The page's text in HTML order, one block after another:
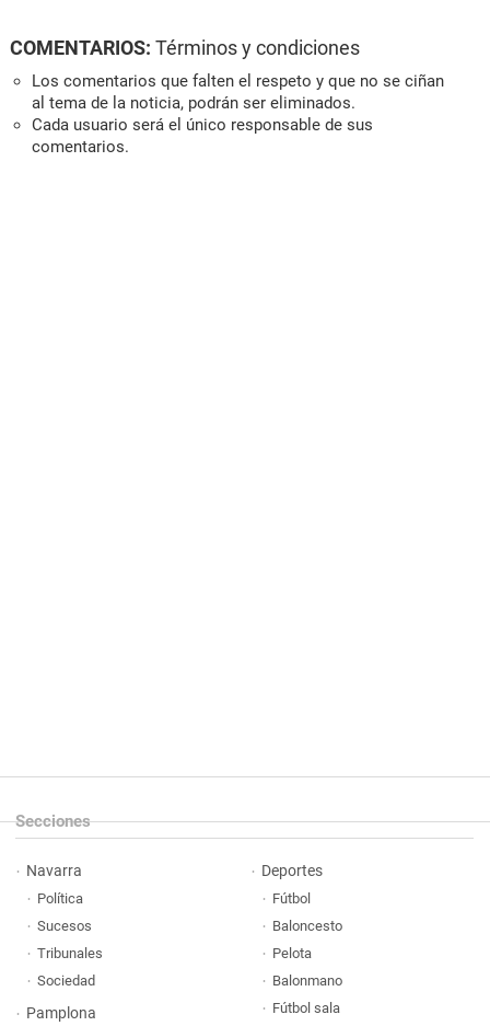
COMENTARIOS: Términos y condiciones
Los comentarios que falten el respeto y que no se ciñan
al tema de la noticia, podrán ser eliminados.
Cada usuario será el único responsable de sus
comentarios.
Secciones
Navarra
Política
Sucesos
Tribunales
Sociedad
Pamplona
Deportes
Fútbol
Baloncesto
Pelota
Balonmano
Fútbol sala